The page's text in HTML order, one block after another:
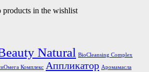
products in the wishlist
Natural BioCleansing Complex
Комплекс Аппликатор Аромамасла